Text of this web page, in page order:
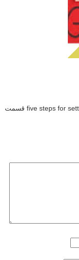
"5گام در هدف گذاری مالی" five steps for setting financial goals قسمت